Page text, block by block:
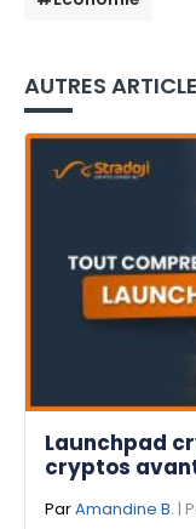
AUTRES
Launchpad
cryptos
ParAmandine B. |